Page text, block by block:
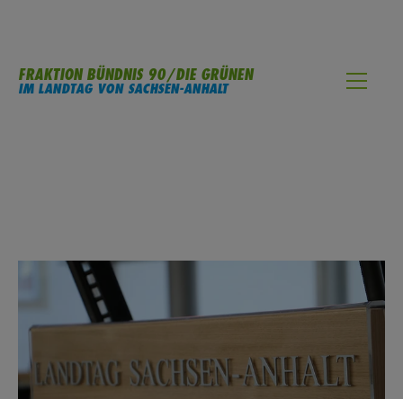
FRAKTION BÜNDNIS 90/DIE GRÜNEN
IM LANDTAG VON SACHSEN-ANHALT